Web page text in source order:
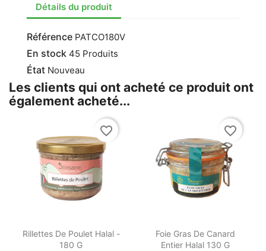
Détails du produit
Référence PATCO180V
En stock 45 Produits
État Nouveau
Les clients qui ont acheté ce produit ont
également acheté...
Aperçu rapide
Rillettes De Poulet Halal -
180 G
favorite_border
Aperçu rapide
Foie Gras De Canard
Entier Halal 130 G
favorite_border